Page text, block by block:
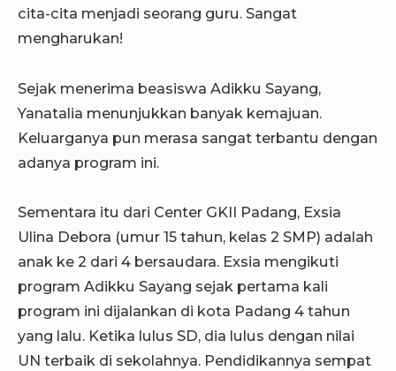
cita-cita menjadi seorang guru. Sangat
mengharukan!
Sejak menerima beasiswa Adikku Sayang,
Yanatalia menunjukkan banyak kemajuan.
Keluarganya pun merasa sangat terbantu dengan
adanya program ini.
Sementara itu dari Center GKII Padang, Exsia
Ulina Debora (umur 15 tahun, kelas 2 SMP) adalah
anak ke 2 dari 4 bersaudara. Exsia mengikuti
program Adikku Sayang sejak pertama kali
program ini dijalankan di kota Padang 4 tahun
yang lalu. Ketika lulus SD, dia lulus dengan nilai
UN terbaik di sekolahnya. Pendidikannya sempat